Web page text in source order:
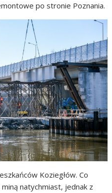
po stronie Poznania.
Koziegłów. Co
natychmiast, jednak z